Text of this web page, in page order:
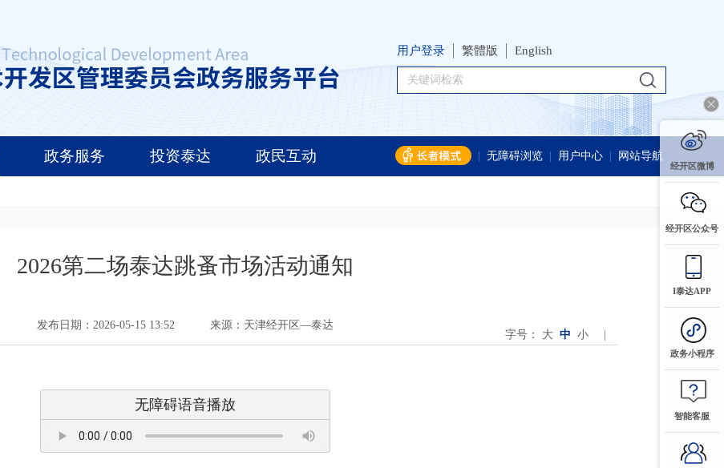
用户登录 繁體版 English
政务服务 投资泰达 政民互动 无障碍浏览 用户中心 网站导航
2026第二场泰达跳蚤市场活动通知
发布日期：2026-05-15 13:52
来源：天津经开区—泰达
字号： 大 中 小
无障碍语音播放
经开区微博
经开区公众号
I泰达APP
政务小程序
智能客服